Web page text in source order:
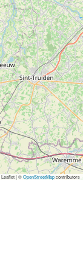
Leaflet | ©OpenStreetMapcontributors